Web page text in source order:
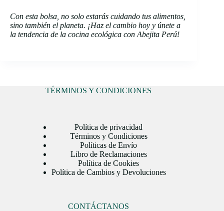
Con esta bolsa, no solo estarás cuidando tus alimentos,
sino también el planeta. ¡Haz el cambio hoy y únete a
la tendencia de la cocina ecológica con Abejita Perú!
TÉRMINOS Y CONDICIONES
Política de privacidad
Términos y Condiciones
Políticas de Envío
Libro de Reclamaciones
Política de Cookies
Política de Cambios y Devoluciones
CONTÁCTANOS